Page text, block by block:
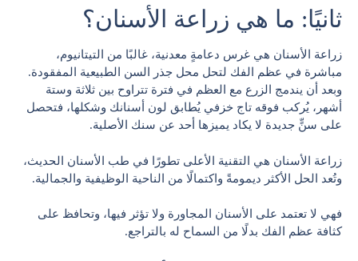
ثانيًا: ما هي زراعة الأسنان؟
زراعة الأسنان هي غرس دعامةٍ معدنية، غالبًا من التيتانيوم،
مباشرة في عظم الفك لتحل محل جذر السن الطبيعية المفقودة.
وبعد أن يندمج الزرع مع العظم في فترة تتراوح بين ثلاثة وستة
أشهر، يُركب فوقه تاج خزفي يُطابق لون أسنانك وشكلها، فتحصل
على سنٍّ جديدة لا يكاد يميزها أحد عن سنك الأصلية.
زراعة الأسنان هي التقنية الأعلى تطورًا في طب الأسنان الحديث،
وتُعد الحل الأكثر ديمومةً واكتمالًا من الناحية الوظيفية والجمالية.
فهي لا تعتمد على الأسنان المجاورة ولا تؤثر فيها، وتحافظ على
كثافة عظم الفك بدلًا من السماح له بالتراجع.